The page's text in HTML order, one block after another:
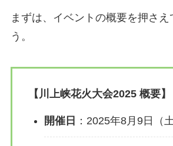
まずは、イベントの概要を押さえ
う。
【川上峡花火大会2025 概要】
開催日 ：2025年8月9日（土